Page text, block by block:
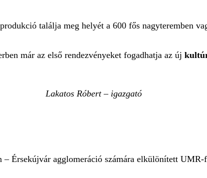
találja meg helyét a 600 fős nagyteremben
már az első rendezvényeket fogadhatja az új
Lakatos Róbert – igazgató
Érsekújvár agglomeráció számára elkülönített